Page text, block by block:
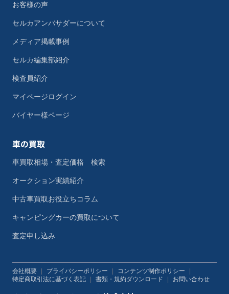
お客様の声
セルカアンバサダーについて
メディア掲載事例
セルカ編集部紹介
検査員紹介
マイページログイン
バイヤー様ページ
車の買取
車買取相場・査定価格 検索
オークション実績紹介
中古車買取お役立ちコラム
キャンピングカーの買取について
査定申し込み
会社概要 プライバシーポリシー コンテンツ制作ポリシー
特定商取引法に基づく表記
書類・規約ダウンロード お問い合わせ